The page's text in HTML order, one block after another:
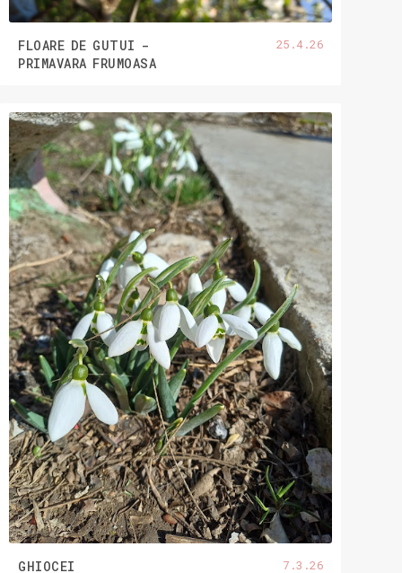
FLOARE DE GUTUI -
PRIMAVARA FRUMOASA
25.4.26
GHIOCEI 7.3.26